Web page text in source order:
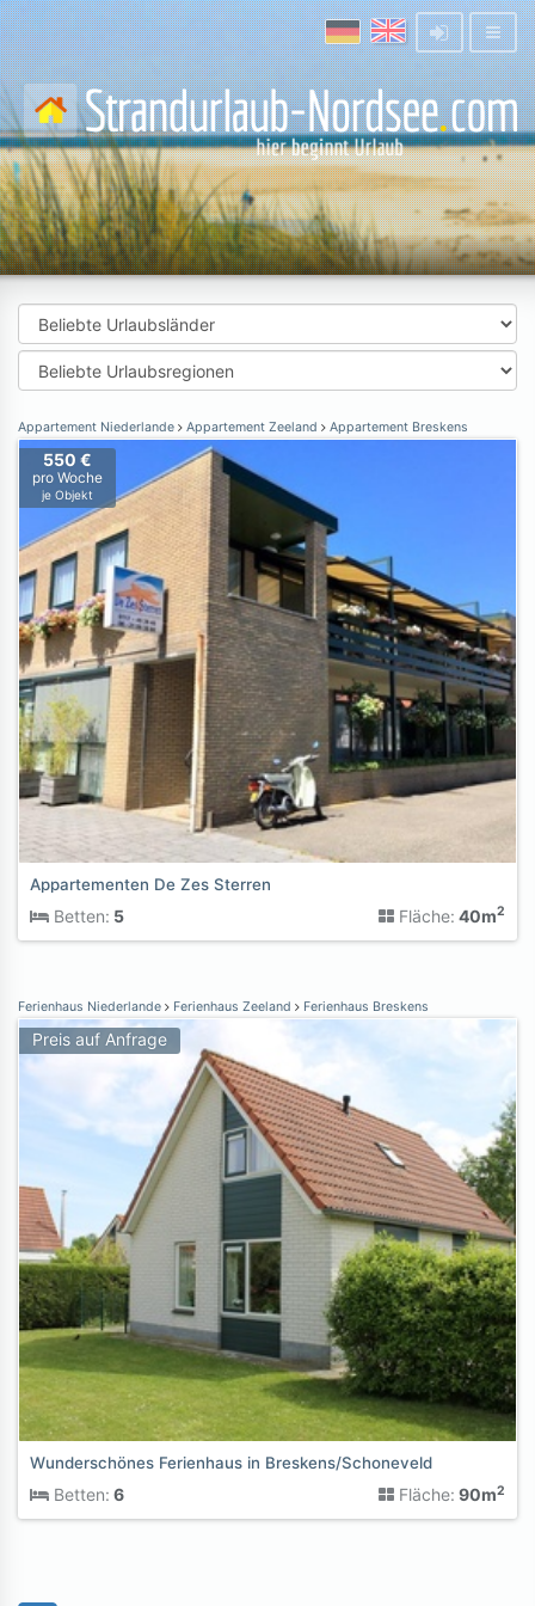
Appartement Niederlande Appartement Zeeland Appartement Breskens
550 €
pro Woche
je Objekt
Appartementen De Zes Sterren
Betten: 5 Fläche: 40m2
Ferienhaus Niederlande Ferienhaus Zeeland Ferienhaus Breskens
Preis auf Anfrage
Wunderschönes Ferienhaus in Breskens/Schoneveld
Betten: 6 Fläche: 90m2